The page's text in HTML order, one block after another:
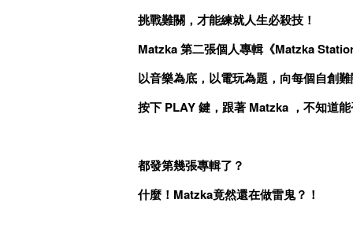
挑戰難關，才能練就人生必殺技！
Matzka 第二張個人專輯《Matzka
以音樂為底，以電玩為題，向每個自創
按下 PLAY 鍵，跟著 Matzka ，不知道
都發第幾張專輯了？
什麼！Matzka竟然還在做雷鬼？！